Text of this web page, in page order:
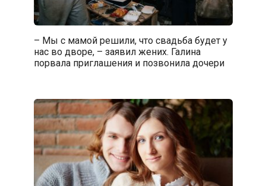
– Мы с мамой решили, что свадьба будет у
нас во дворе, – заявил жених. Галина
порвала приглашения и позвонила дочери